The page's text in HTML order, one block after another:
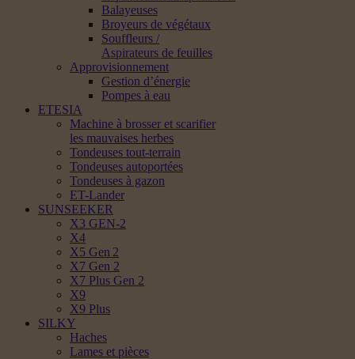
Balayeuses
Broyeurs de végétaux
Souffleurs /
Aspirateurs de feuilles
Approvisionnement
Gestion d’énergie
Pompes à eau
ETESIA
Machine à brosser et scarifier
les mauvaises herbes
Tondeuses tout-terrain
Tondeuses autoportées
Tondeuses à gazon
ET-Lander
SUNSEEKER
X3 GEN-2
X4
X5 Gen 2
X7 Gen 2
X7 Plus Gen 2
X9
X9 Plus
SILKY
Haches
Lames et pièces